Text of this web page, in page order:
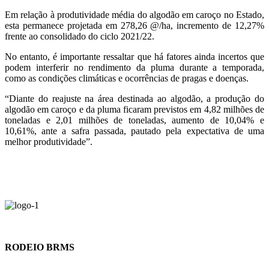
Em relação à produtividade média do algodão em caroço no Estado,
esta permanece projetada em 278,26 @/ha, incremento de 12,27%
frente ao consolidado do ciclo 2021/22.
No entanto, é importante ressaltar que há fatores ainda incertos que
podem interferir no rendimento da pluma durante a temporada,
como as condições climáticas e ocorrências de pragas e doenças.
“Diante do reajuste na área destinada ao algodão, a produção do
algodão em caroço e da pluma ficaram previstos em 4,82 milhões de
toneladas e 2,01 milhões de toneladas, aumento de 10,04% e
10,61%, ante a safra passada, pautado pela expectativa de uma
melhor produtividade”.
RODEIO BRMS